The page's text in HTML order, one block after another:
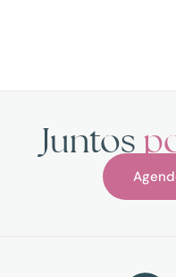
Juntos